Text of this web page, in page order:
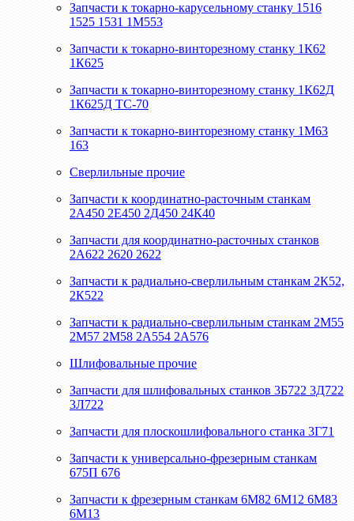
Запчасти к токарно-карусельному станку 1516
1525 1531 1М553
Запчасти к токарно-винторезному станку 1К62
1К625
Запчасти к токарно-винторезному станку 1К62Д
1К625Д ТС-70
Запчасти к токарно-винторезному станку 1М63
163
Сверлильные прочие
Запчасти к координатно-расточным станкам
2А450 2Е450 2Д450 24К40
Запчасти для координатно-расточных станков
2А622 2620 2622
Запчасти к радиально-сверлильным станкам 2К52,
2К522
Запчасти к радиально-сверлильным станкам 2М55
2М57 2М58 2А554 2А576
Шлифовальные прочие
Запчасти для шлифовальных станков 3Б722 3Д722
3Л722
Запчасти для плоскошлифовального станка 3Г71
Запчасти к универсально-фрезерным станкам
675П 676
Запчасти к фрезерным станкам 6М82 6М12 6М83
6М13